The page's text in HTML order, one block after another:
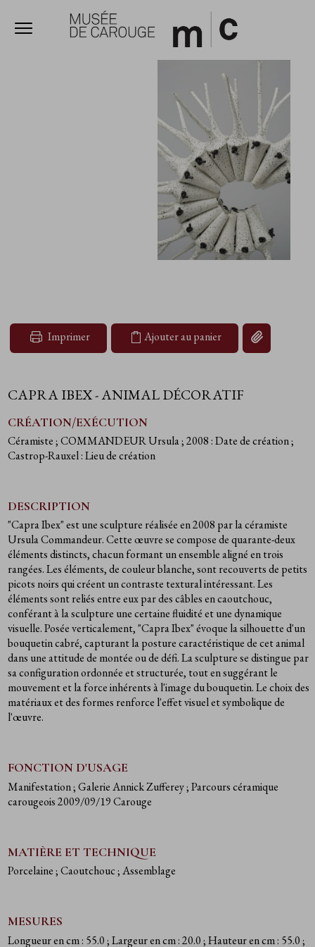
Accèder directement au contenu
Ouvrir le menu
Imprimer Ajouter au panier Copier le lien
CAPRA IBEX - ANIMAL DÉCORATIF
CRÉATION/EXÉCUTION
Céramiste; COMMANDEUR Ursula; 2008 : Date de création;
Castrop-Rauxel : Lieu de création
DESCRIPTION
"Capra Ibex" est une sculpture réalisée en 2008 par la céramiste
Ursula Commandeur. Cette œuvre se compose de quarante-deux
éléments distincts, chacun formant un ensemble aligné en trois
rangées. Les éléments, de couleur blanche, sont recouverts de petits
picots noirs qui créent un contraste textural intéressant. Les
éléments sont reliés entre eux par des câbles en caoutchouc,
conférant à la sculpture une certaine fluidité et une dynamique
visuelle. Posée verticalement, "Capra Ibex" évoque la silhouette d'un
bouquetin cabré, capturant la posture caractéristique de cet animal
dans une attitude de montée ou de défi. La sculpture se distingue par
sa configuration ordonnée et structurée, tout en suggérant le
mouvement et la force inhérents à l'image du bouquetin. Le choix des
matériaux et des formes renforce l'effet visuel et symbolique de
l'œuvre.
FONCTION D'USAGE
Manifestation; Galerie Annick Zufferey; Parcours céramique
carougeois 2009/09/19 Carouge
MATIÈRE ET TECHNIQUE
Porcelaine; Caoutchouc; Assemblage
MESURES
Longueur en cm : 55.0; Largeur en cm : 20.0; Hauteur en cm : 55.0;